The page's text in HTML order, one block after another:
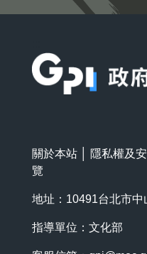
關於本站 隱私權及
覽
地址：10491台北市中
指導單位：文化部